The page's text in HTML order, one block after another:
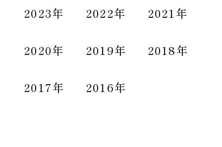
2023年 2022年 2021年
2020年 2019年 2018年
2017年 2016年